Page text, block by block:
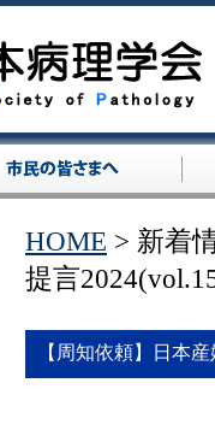
HOME > 新着
提言
【周知依頼】日本